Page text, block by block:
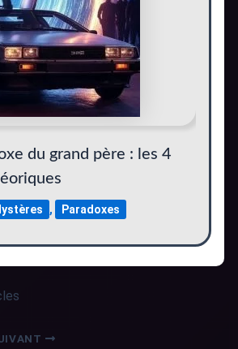
du grand père : les 4
, Paradoxes